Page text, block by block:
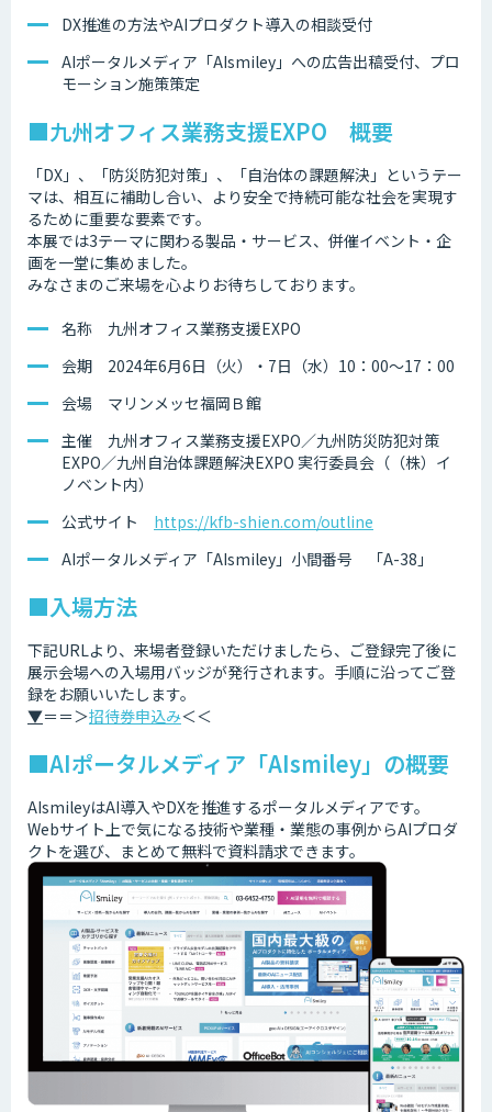
DX推進の方法やAIプロダクト導入の相談受付
AIポータルメディア「AIsmiley」への広告出稿受付、プロ
モーション施策策定
■九州オフィス業務支援EXPO 概要
「DX」、「防災防犯対策」、「自治体の課題解決」というテー
マは、相互に補助し合い、より安全で持続可能な社会を実現す
るために重要な要素です。
本展では3テーマに関わる製品・サービス、併催イベント・企
画を一堂に集めました。
みなさまのご来場を心よりお待ちしております。
名称 九州オフィス業務支援EXPO
会期 2024年6月6日（火）・7日（水）10：00～17：00
会場 マリンメッセ福岡Ｂ館
主催 九州オフィス業務支援EXPO／九州防災防犯対策
EXPO／九州自治体課題解決EXPO 実行委員会（（株）イ
ノベント内）
公式サイト https://kfb-shien.com/outline
AIポータルメディア「AIsmiley」小間番号 「A-38」
■入場方法
下記URLより、来場者登録いただけましたら、ご登録完了後に
展示会場への入場用バッジが発行されます。手順に沿ってご登
録をお願いいたします。
▼＝＝＞招待券申込み＜＜
■AIポータルメディア「AIsmiley」の概要
AIsmileyはAI導入やDXを推進するポータルメディアです。
Webサイト上で気になる技術や業種・業態の事例からAIプロダ
クトを選び、まとめて無料で資料請求できます。